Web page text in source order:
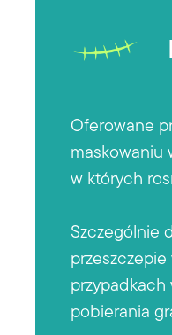
Oferowane
maskowaniu
w których
Szczególnie
przypadkach
pobierania